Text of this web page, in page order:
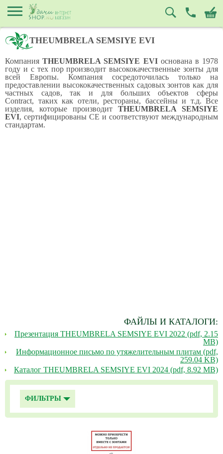
THEUMBRELA SEMSIYE EVI
КомпанияTHEUMBRELA SEMSIYE EVI основана в 1978
году и с тех пор производит высококачественные зонты для
всей Европы. Компания сосредоточилась только на
предоставлении высококачественных садовых зонтов как для
частных садов, так и для больших объектов сферы
Contract, таких как отели, рестораны, бассейны и т.д. Все
изделия, которые производит THEUMBRELA SEMSIYE
EVI, сертифицированы CE и соответствуют международным
стандартам.
ФАЙЛЫ И КАТАЛОГИ:
Презентация THEUMBRELA SEMSIYE EVI 2022 (pdf, 2.15
MB)
Информационное письмо по утяжелительным плитам (pdf,
259.04 KB)
Каталог THEUMBRELA SEMSIYE EVI 2024 (pdf, 8.92 MB)
ФИЛЬТРЫ